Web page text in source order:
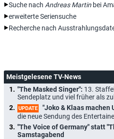
Suche nach Andreas Martin bei
erweiterte Seriensuche
Recherche nach
Meistgelesene TV-News
"The Masked Singer": 13.
Sendeplatz und viel früher als
UPDATE "Joko & Klaas machen
die neue Sendung des
"The Voice of Germany" statt
Samstagabend